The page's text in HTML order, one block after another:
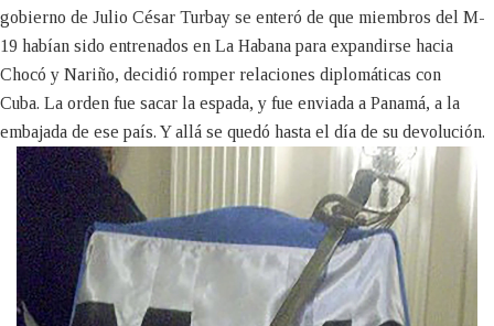
gobierno de Julio César Turbay se enteró de que miembros del M-
19 habían sido entrenados en La Habana para expandirse hacia
Chocó y Nariño, decidió romper relaciones diplomáticas con
Cuba. La orden fue sacar la espada, y fue enviada a Panamá, a la
embajada de ese país. Y allá se quedó hasta el día de su devolución.